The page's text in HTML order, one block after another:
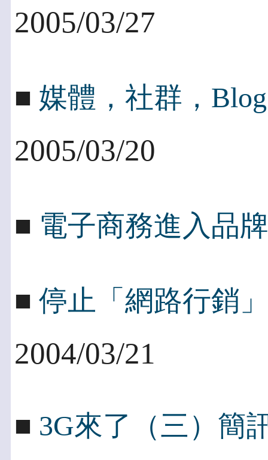
2005/03/27
■ 媒體，社群，
2005/03/20
■ 電子商務進入品
■ 停止「網路行銷
2004/03/21
■ 3G來了（三）簡